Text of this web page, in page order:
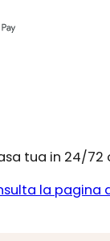
tua in 24/72
la pagina